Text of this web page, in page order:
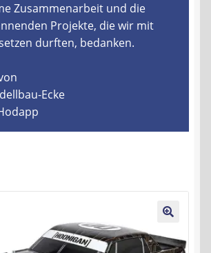
Verordnung
Zusammenarbeit und die
Projekte, die wir mit
durften, bedanken.
Ecke